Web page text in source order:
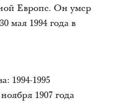
Европе. Он умер
мая 1994 года в
1994-1995
1907 года